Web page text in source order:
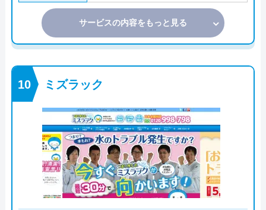
サービスの内容をもっと見る
ミズラック